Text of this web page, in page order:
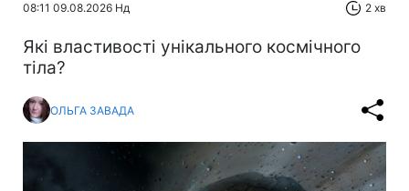
08:11 09.08.2026 Нд 2 хв
Які властивості унікального космічного
тіла?
ОЛЬГА ЗАВАДА